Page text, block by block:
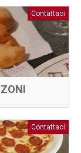
Contattaci
Contattaci